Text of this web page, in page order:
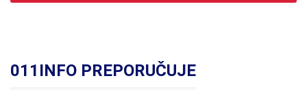
011INFO PREPORUČUJE